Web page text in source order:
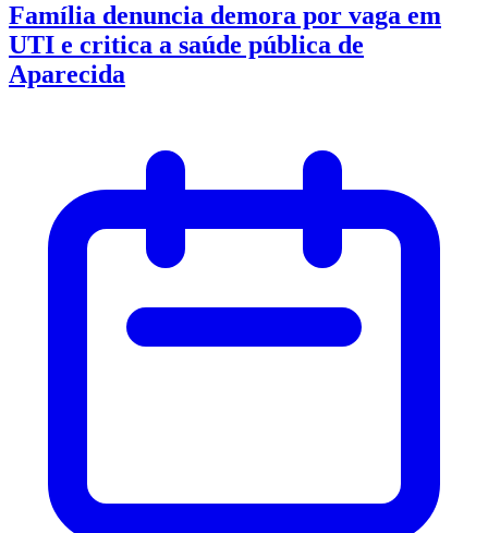
Família denuncia demora por vaga em
UTI e critica a saúde pública de
Aparecida